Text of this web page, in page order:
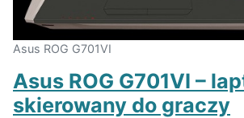
Asus ROG G701VI
Asus ROG G701VI –
skierowany do graczy